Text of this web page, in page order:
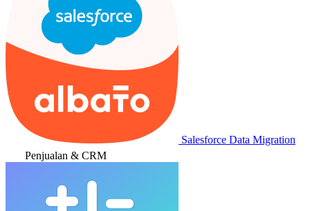
Salesforce Data Migration
Penjualan & CRM